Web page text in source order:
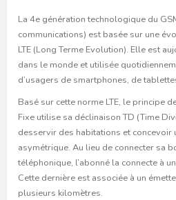
La 4e génération technologique du
communications) est basée sur une
LTE (Long Terme Evolution). Elle est
dans le monde et utilisée
d’usagers de smartphones, de
Basé sur cette norme LTE, le principe
Fixe utilise sa déclinaison TD (Time
desservir des habitations et concevoir
asymétrique. Au lieu de connecter sa
téléphonique, l’abonné la connecte à
Cette dernière est associée à un
plusieurs kilomètres.